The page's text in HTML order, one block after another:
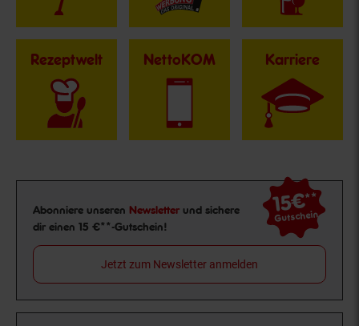
Rezeptwelt NettoKOM Karriere
Newsletter Anmeldung
Abonniere unseren Newsletter und sichere
dir einen 15 €**-Gutschein!
15€**
Gutschein
Jetzt zum Newsletter anmelden